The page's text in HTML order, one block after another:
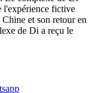
l'expérience fictive
et son retour en
de Di a reçu le